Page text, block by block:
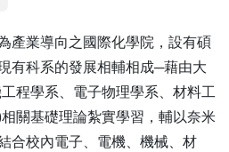
產業導向之國際化學院，設有碩
有科系的發展相輔相成─藉由大
程學系、電子物理學系、材料工
關基礎理論紮實學習，輔以奈米
合校內電子、電機、機械、材